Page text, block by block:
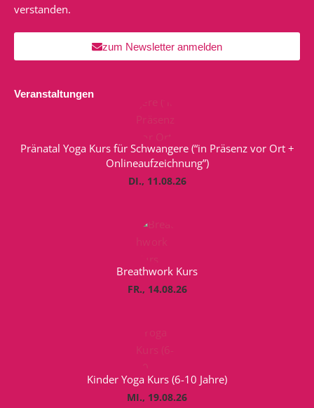
verstanden.
zum Newsletter anmelden
Veranstaltungen
Pränatal Yoga Kurs für Schwangere (“in Präsenz vor Ort +
Onlineaufzeichnung”)
DI., 11.08.26
Breathwork Kurs
FR., 14.08.26
Kinder Yoga Kurs (6-10 Jahre)
MI., 19.08.26